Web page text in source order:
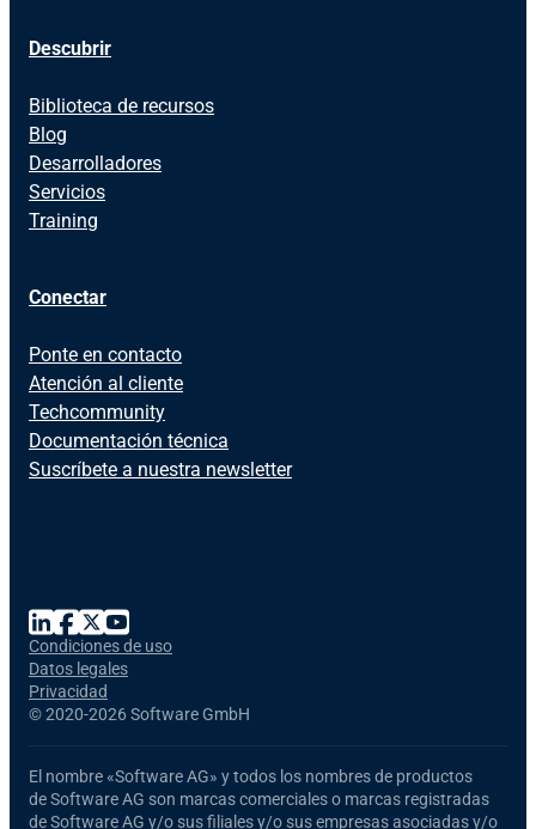
Descubrir
Biblioteca de recursos
Blog
Desarrolladores
Servicios
Training
Conectar
Ponte en contacto
Atención al cliente
Techcommunity
Documentación técnica
Suscríbete a nuestra newsletter
©2020-2026 Software GmbH
Condiciones de uso
Datos legales
Privacidad
El nombre«Software AG» y todos los nombres de productos
de Software AG son marcas comerciales o marcas registradas
de Software AG y/o sus filiales y/o sus empresas asociadas y/o